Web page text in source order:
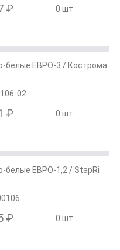
₽ 0 шт.
белые ЕВРО-3 / Кострома
02
₽ 0 шт.
белые ЕВРО-1,2 / StapRi
₽ 0 шт.